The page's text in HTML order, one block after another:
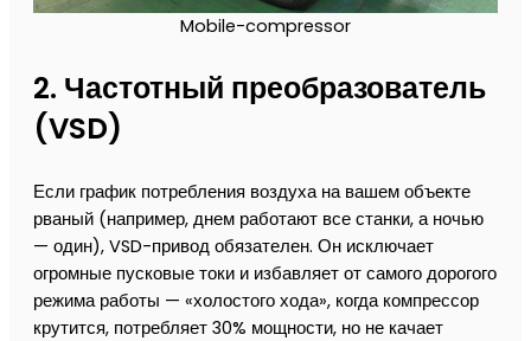
Mobile-compressor
2. Частотный преобразователь
(VSD)
Если график потребления воздуха на вашем объекте
рваный (например, днем работают все станки, а ночью
— один), VSD-привод обязателен. Он исключает
огромные пусковые токи и избавляет от самого дорогого
режима работы — «холостого хода», когда компрессор
крутится, потребляет 30% мощности, но не качает